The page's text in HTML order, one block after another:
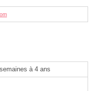
à 4 ans